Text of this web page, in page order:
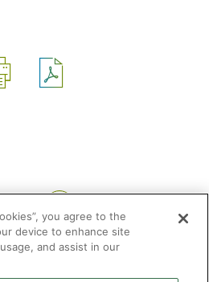
you agree to the
device to enhance site
and assist in our